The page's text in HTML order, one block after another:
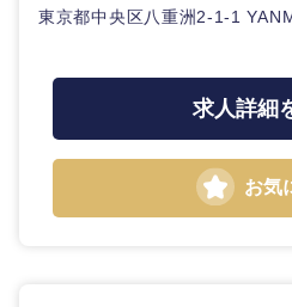
東京都中央区八重洲2-1-1
求人詳細
お気